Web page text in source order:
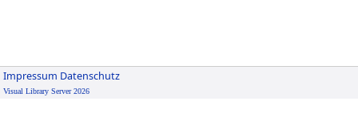
Impressum Datenschutz
Visual Library Server 2026